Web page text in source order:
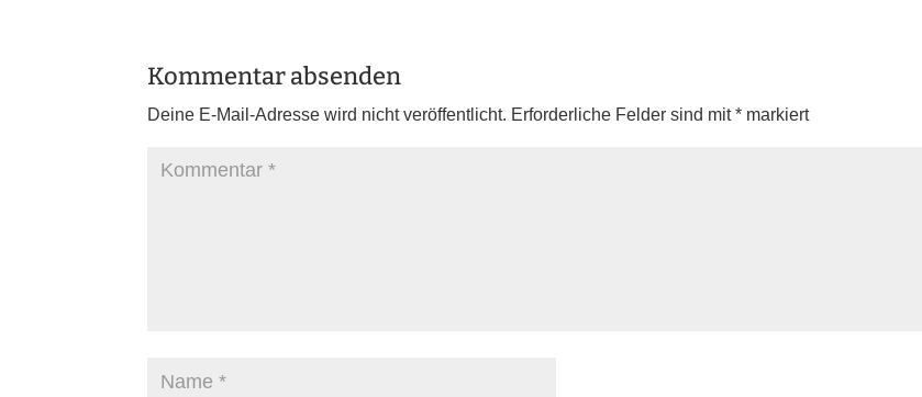
Kommentar absenden
Deine E-Mail-Adresse wird nicht veröffentlicht. Erforderliche Felder sind mit* markiert